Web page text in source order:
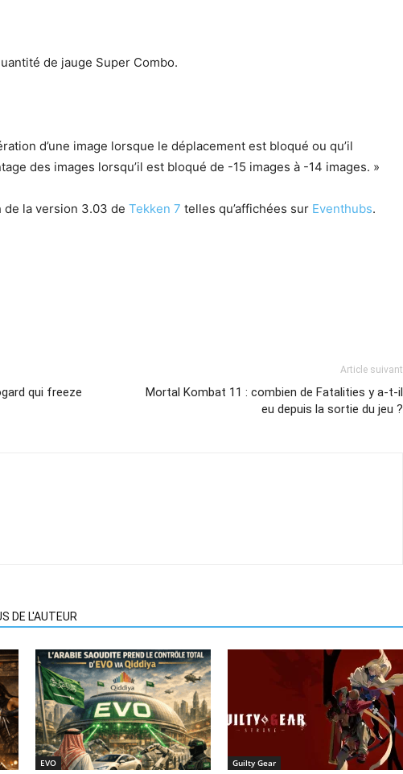
de jauge Super Combo.
d’une image lorsque le déplacement est bloqué ou qu’il
des images lorsqu’il est bloqué de -15 images à -14 images. »
la version 3.03 de Tekken 7 telles qu’affichées sur Eventhubs.
qui freeze
Article suivant
Mortal Kombat 11 : combien de Fatalities y a-t-il
eu depuis la sortie du jeu ?
DE L'AUTEUR
EVO Guilty Gear